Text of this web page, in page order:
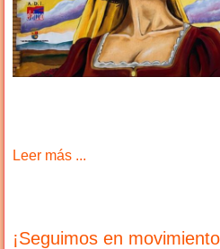
Leer más ...
¡Seguimos en